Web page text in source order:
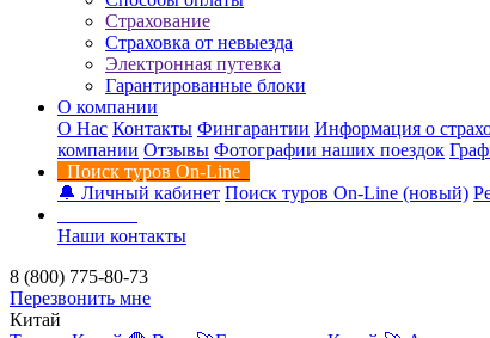
Страхование
Страховка от невыезда
Электронная путевка
Гарантированные блоки
О компании
О Нас Контакты Фингарантии Информация о
компании Отзывы Фотографии наших поездок
Поиск туров On-Line
🔔 Личный кабинет Поиск туров On-Line (новый)
Наши контакты
8 (800) 775-80-73
Перезвонить мне
Китай